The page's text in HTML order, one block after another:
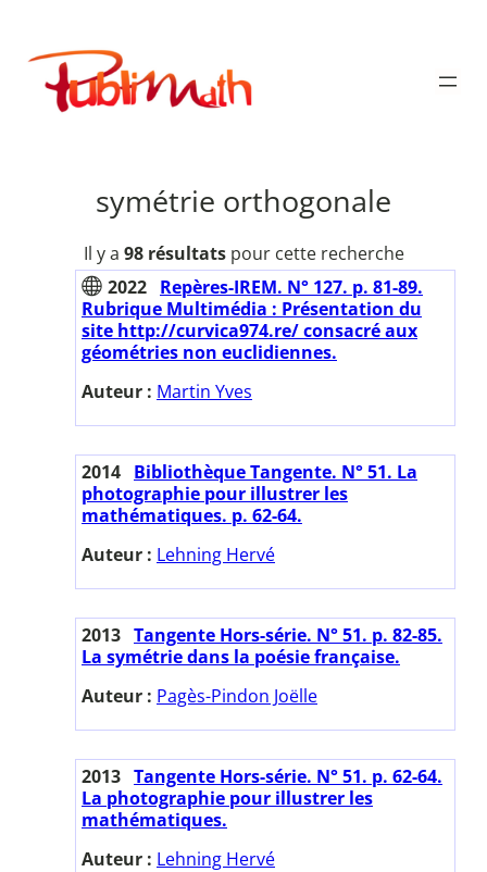
contenu
Publimath
symétrie orthogonale
Il y a 98 résultatspour cette recherche
2022 Repères-IREM. N° 127. p. 81-89.
Rubrique Multimédia : Présentation du
site http://curvica974.re/ consacré aux
géométries non euclidiennes.
Auteur : Martin Yves
2014 Bibliothèque Tangente. N° 51. La
photographie pour illustrer les
mathématiques. p. 62-64.
Auteur : Lehning Hervé
2013 Tangente Hors-série. N° 51. p. 82-85.
La symétrie dans la poésie française.
Auteur : Pagès-Pindon Joëlle
2013 Tangente Hors-série. N° 51. p. 62-64.
La photographie pour illustrer les
mathématiques.
Auteur : Lehning Hervé